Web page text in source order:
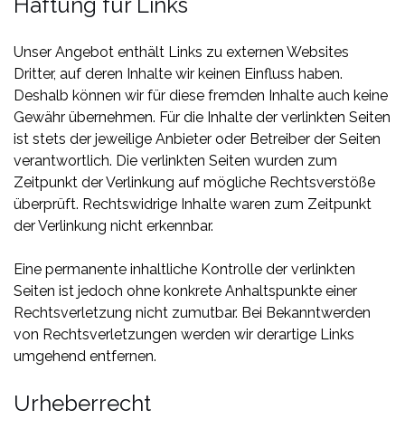
Unser Angebot enthält Links zu externen Websites
Dritter, auf deren Inhalte wir keinen Einfluss haben.
Deshalb können wir für diese fremden Inhalte auch keine
Gewähr übernehmen. Für die Inhalte der verlinkten Seiten
ist stets der jeweilige Anbieter oder Betreiber der Seiten
verantwortlich. Die verlinkten Seiten wurden zum
Zeitpunkt der Verlinkung auf mögliche Rechtsverstöße
überprüft. Rechtswidrige Inhalte waren zum Zeitpunkt
der Verlinkung nicht erkennbar.
Eine permanente inhaltliche Kontrolle der verlinkten
Seiten ist jedoch ohne konkrete Anhaltspunkte einer
Rechtsverletzung nicht zumutbar. Bei Bekanntwerden
von Rechtsverletzungen werden wir derartige Links
umgehend entfernen.
Urheberrecht